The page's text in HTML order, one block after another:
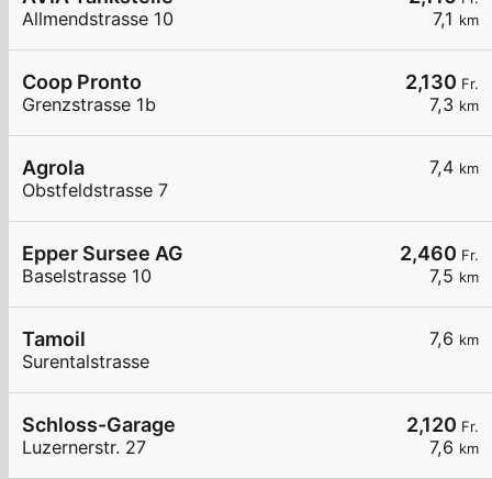
7,1 km
Allmendstrasse 10
2,130 Fr.
7,3 km
Coop Pronto
Grenzstrasse 1b
7,4 km
Agrola
Obstfeldstrasse 7
2,460 Fr.
7,5 km
Epper Sursee AG
Baselstrasse 10
7,6 km
Tamoil
Surentalstrasse
2,120 Fr.
7,6 km
Schloss-Garage
Luzernerstr. 27